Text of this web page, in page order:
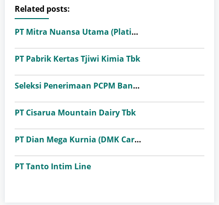
Related posts:
PT Mitra Nuansa Utama (Platinum Ceramics Group)
PT Pabrik Kertas Tjiwi Kimia Tbk
Seleksi Penerimaan PCPM Bank Indonesia Angkatan 41
PT Cisarua Mountain Dairy Tbk
PT Dian Mega Kurnia (DMK Cargo)
PT Tanto Intim Line